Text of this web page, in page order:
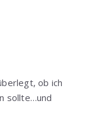
ob ich
sollte…und